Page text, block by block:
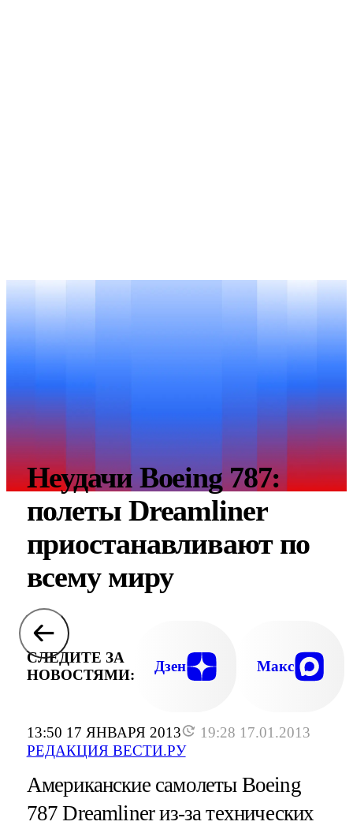
13:50 17 ЯНВАРЯ 2013
19:28 17.01.2013
РЕДАКЦИЯ ВЕСТИ.РУ
Неудачи Boeing 787:
полеты Dreamliner
приостанавливают по
всему миру
СЛЕДИТЕ ЗА
НОВОСТЯМИ:
Дзен Макс
Американские самолеты Boeing
787 Dreamliner из-за технических